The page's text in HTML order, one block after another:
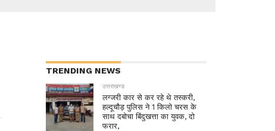
TRENDING NEWS
उत्तराखण्ड
लग्जरी कार से कर रहे थे तस्करी,
हल्दूचौड़ पुलिस ने 1 किलो चरस के
साथ दबोचा बिंदुखत्ता का युवक, दो
फरार,